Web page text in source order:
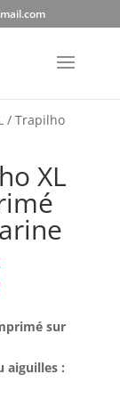
/ Trapilho
XL
était :
Le
actuel
10,50€.
sur
aiguilles :